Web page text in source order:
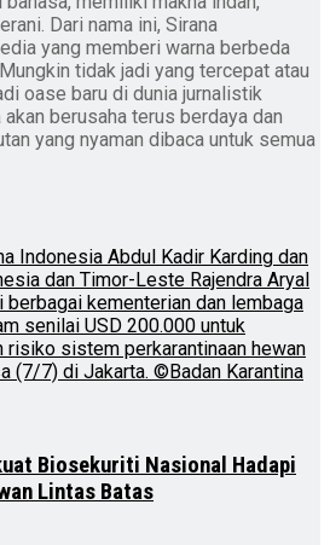
Dari nama ini, Sirana
yang memberi warna berbeda
tidak jadi yang tercepat atau
oase baru di dunia jurnalistik
akan berusaha terus berdaya dan
yang nyaman dibaca untuk semua
Biosekuriti Nasional Hadapi
Lintas Batas